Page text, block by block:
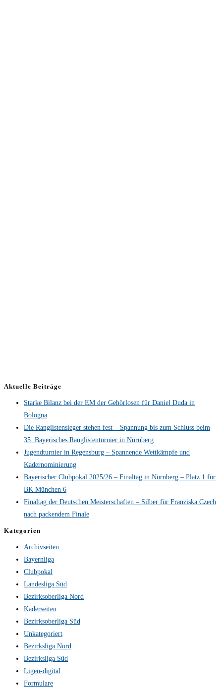
Aktuelle Beiträge
Starke Bilanz bei der EM der Gehörlosen für Daniel Duda in
Bologna
Die Ranglistensieger stehen fest – Spannung bis zum Schluss beim
35. Bayerisches Ranglistenturnier in Nürnberg
Jugendturnier in Regensburg – Spannende Wettkämpfe und
Kadernominierung
Bayerischer Clubpokal 2025/26 – Finaltag in Nürnberg – Platz 1 für
BK München 6
Finaltag der Deutschen Meisterschaften – Silber für Franziska Czech
nach packendem Finale
Kategorien
Archivseiten
Bayernliga
Clubpokal
Landesliga Süd
Bezirksoberliga Nord
Kaderseiten
Bezirksoberliga Süd
Unkategoriert
Bezirksliga Nord
Bezirksliga Süd
Ligen-digital
Formulare